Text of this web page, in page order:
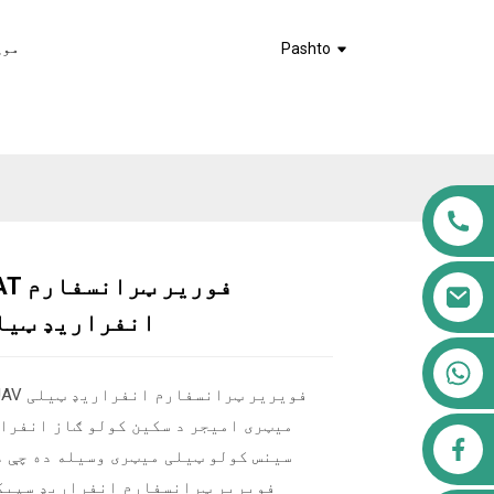
Pashto
انفراریډ
میټری امیجر د سکین کولو ګاز
سینس کولو ټیلی میټری وسیله ده چې
فویریر ټرانسفارم انفراریډ